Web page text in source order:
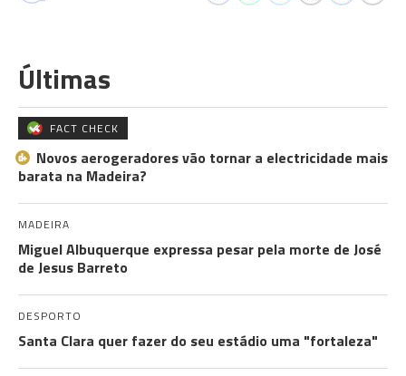
Últimas
FACT CHECK
Novos aerogeradores vão tornar a electricidade mais
barata na Madeira?
MADEIRA
Miguel Albuquerque expressa pesar pela morte de José
de Jesus Barreto
DESPORTO
Santa Clara quer fazer do seu estádio uma "fortaleza"